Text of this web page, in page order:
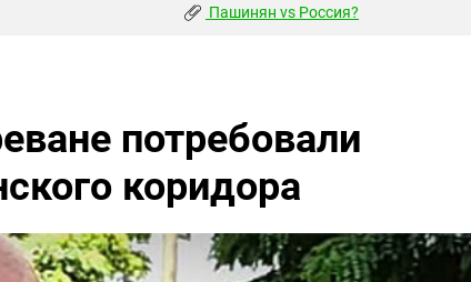
Пашинян vs Россия?
потребовали
коридора